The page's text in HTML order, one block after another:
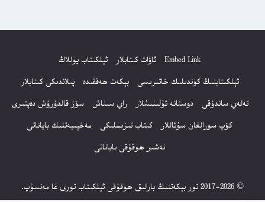
Embed Link ئاۋات كىتابلار
ئېلكىتاب يوللاڭ
ئېلكىتابنىڭ كۈندىلىك خاتىرىسى
بېكەت ھەققىدە
پىلاندىكى كىتابلار
تەلەي ساندۇقى
دوستانە ئۇلىنىشلار راي سىناش
سۆز قالدۇرۇش دەپتىرى
كۆپ سورالغان سۇئاللار
كىتاب تىزىملىكى
مەخپىيەتلىك باياناتى
نەشىر ھوقۇقى باياناتى
© 2017-2026 تور بېكەتنىڭ بارلىق ھوقۇقى ئېلكىتاب تورى غا مەنسۇپ.